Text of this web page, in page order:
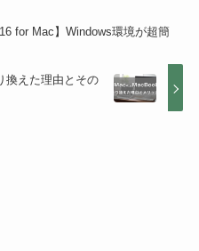
for Mac】Windows環境が超簡
換えた理由とその